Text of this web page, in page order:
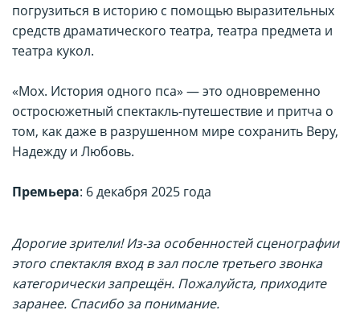
погрузиться в историю с помощью выразительных
средств драматического театра, театра предмета и
театра кукол.
«Мох. История одного пса» — это одновременно
остросюжетный спектакль-путешествие и притча о
том, как даже в разрушенном мире сохранить Веру,
Надежду и Любовь.
Премьера: 6 декабря 2025 года
Дорогие зрители! Из-за особенностей сценографии
этого спектакля вход в зал после третьего звонка
категорически запрещён. Пожалуйста, приходите
заранее. Спасибо за понимание.